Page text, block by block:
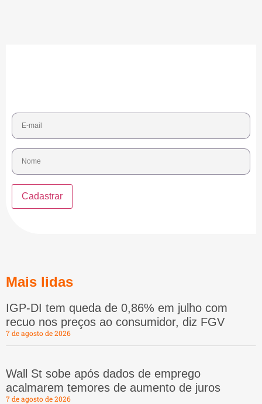
Mais lidas
IGP-DI tem queda de 0,86% em julho com
recuo nos preços ao consumidor, diz FGV
7 de agosto de 2026
Wall St sobe após dados de emprego
acalmarem temores de aumento de juros
7 de agosto de 2026